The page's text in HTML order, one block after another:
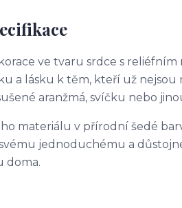
ve tvaru srdce s reliéfním
a lásku k těm, kteří už nejsou
aranžmá, svíčku nebo
materiálu v přírodní šedé
jednoduchému a
doma.